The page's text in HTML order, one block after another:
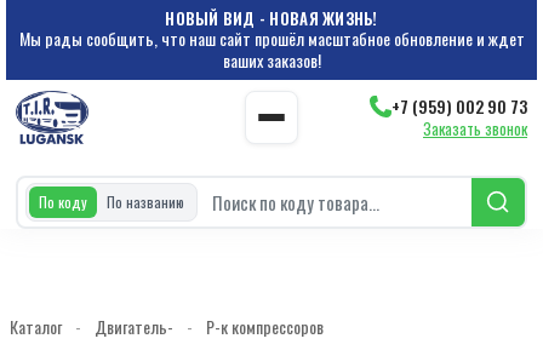
НОВЫЙ ВИД - НОВАЯ ЖИЗНЬ!
Мы рады сообщить, что наш сайт прошёл масштабное обновление и ждет
ваших заказов!
+7 (959) 002 90 73
Заказать звонок
По коду По названию
Каталог - Двигатель- - Р-к компрессоров